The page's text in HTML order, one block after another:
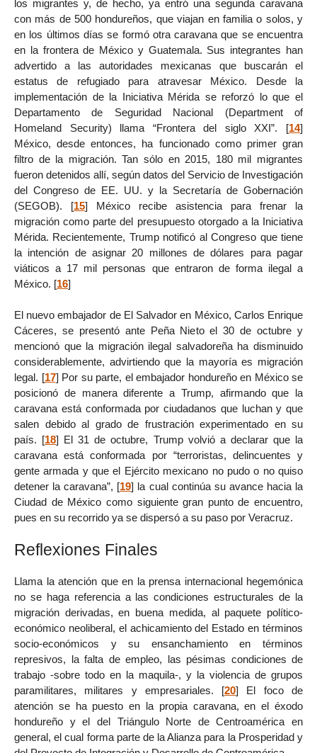
los migrantes y, de hecho, ya entró una segunda caravana
con más de 500 hondureños, que viajan en familia o solos, y
en los últimos días se formó otra caravana que se encuentra
en la frontera de México y Guatemala. Sus integrantes han
advertido a las autoridades mexicanas que buscarán el
estatus de refugiado para atravesar México. Desde la
implementación de la Iniciativa Mérida se reforzó lo que el
Departamento de Seguridad Nacional (Department of
Homeland Security) llama “Frontera del siglo XXI”. [14]
México, desde entonces, ha funcionado como primer gran
filtro de la migración. Tan sólo en 2015, 180 mil migrantes
fueron detenidos allí, según datos del Servicio de Investigación
del Congreso de EE. UU. y la Secretaría de Gobernación
(SEGOB). [15] México recibe asistencia para frenar la
migración como parte del presupuesto otorgado a la Iniciativa
Mérida. Recientemente, Trump notificó al Congreso que tiene
la intención de asignar 20 millones de dólares para pagar
viáticos a 17 mil personas que entraron de forma ilegal a
México. [16]
El nuevo embajador de El Salvador en México, Carlos Enrique
Cáceres, se presentó ante Peña Nieto el 30 de octubre y
mencionó que la migración ilegal salvadoreña ha disminuido
considerablemente, advirtiendo que la mayoría es migración
legal. [17] Por su parte, el embajador hondureño en México se
posicionó de manera diferente a Trump, afirmando que la
caravana está conformada por ciudadanos que luchan y que
salen debido al grado de frustración experimentado en su
país. [18]
El 31 de octubre, Trump volvió a declarar que la
caravana está conformada por “terroristas, delincuentes y
gente armada y que el Ejército mexicano no pudo o no quiso
detener la caravana”, [19] la cual continúa su avance hacia la
Ciudad de México como siguiente gran punto de encuentro,
pues en su recorrido ya se dispersó a su paso por Veracruz.
Reflexiones Finales
Llama la atención que en la prensa internacional hegemónica
no se haga referencia a las condiciones estructurales de la
migración derivadas, en buena medida, al paquete político-
económico neoliberal, el achicamiento del Estado en términos
socio-económicos y su ensanchamiento en términos
represivos, la falta de empleo, las pésimas condiciones de
trabajo -sobre todo en la maquila-, y la violencia de grupos
paramilitares, militares y empresariales. [20] El foco de
atención se ha puesto en la propia caravana, en el éxodo
hondureño y el del Triángulo Norte de Centroamérica en
general, el cual forma parte de la Alianza para la Prosperidad y